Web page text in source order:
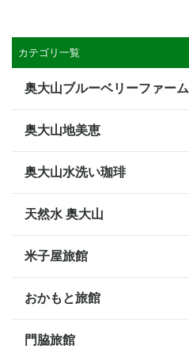
カテゴリ一覧
奥大山ブルーベリーファーム
奥大山地美恵
奥大山水洗い珈琲
天然水 奥大山
米子屋旅館
おかもと旅館
門脇旅館